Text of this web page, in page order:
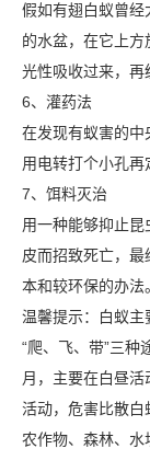
假如有翅白蚁曾经
的水盆，在它上
光性吸收过来，再
6、灌药法
在发现有蚁害的中
用电转打个小孔再
7、饵料灭治
用一种能够抑止
皮而招致死亡，
本和较环保的办法。
温馨提示：白蚁主
“爬、飞、带”三
月，主要在白昼
活动，危害比散白
农作物、森林、水